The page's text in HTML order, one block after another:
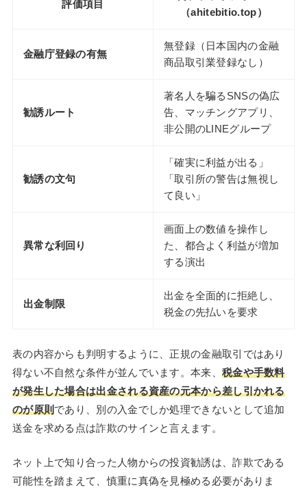
評価項目
（ahitebitio.top）
金融庁登録の有無
無登録（日本国内の金融
商品取引業登録なし）
勧誘ルート
著名人を騙るSNSの偽広
告、マッチングアプリ、
非公開のLINEグループ
勧誘の文句
「確実に利益が出る」
「取引所の警告は無視し
て良い」
異常な利回り
画面上の数値を操作し
た、都合よく利益が増加
する演出
出金制限
出金を全面的に拒絶し、
税金の先払いを要求
表の内容からも判明するように、正規の金融取引ではあり
得ない不自然な条件が並んでいます。本来、 税金や手数料
が発生した場合は出金される資産の元本から差し引かれる
のが原則であり、別の入金でしか処理できないとして追加
送金を求める点は詐欺のサインと言えます。
ネット上で知り合った人物からの投資勧誘は、詐欺である
可能性を踏まえて、慎重に真偽を見極める必要がありま